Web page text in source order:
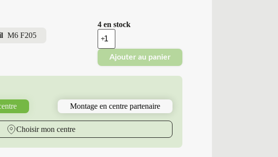
M6 F205
4 en stock
quantité
de
Minerva
Pneus
Neufs
87
Y
Ajouter au panier
Montage en centre partenaire
Choisir mon centre